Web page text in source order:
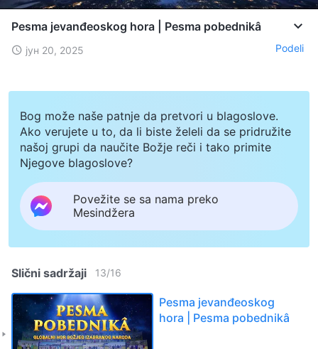
Pesma jevanđeoskog hora | Pesma pobednikâ
јун 20, 2025 Podeli
Bog može naše patnje da pretvori u blagoslove.
Ako verujete u to, da li biste želeli da se pridružite
našoj grupi da naučite Božje reči i tako primite
Njegove blagoslove?
Povežite se sa nama preko
Mesindžera
Slični sadržaji 13/16
Pesma jevanđeoskog
hora | Pesma pobednikâ